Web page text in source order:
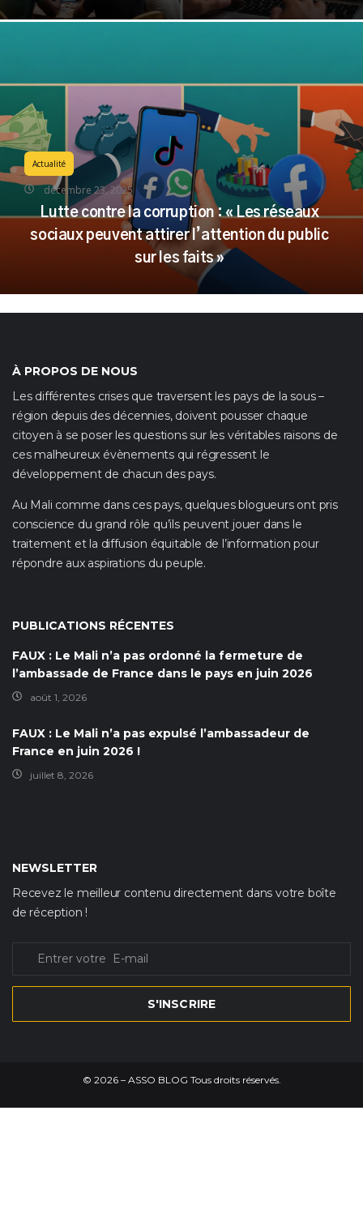
Actualité
décembre 23, 2025
Lutte contre la corruption : « Les réseaux
sociaux peuvent attirer l’attention du public
sur les faits »
À PROPOS DE NOUS
Les différentes crises que traversent les pays de la sous –
région depuis des décennies, doivent pousser chaque
citoyen à se poser les questions sur les véritables raisons de
ces malheureux évènements qui régressent le
développement de chacun des pays.
Au Mali comme dans ces pays, quelques blogueurs ont pris
conscience du grand rôle qu’ils peuvent jouer dans le
traitement et la diffusion équitable de l’information pour
répondre aux aspirations du peuple.
PUBLICATIONS RÉCENTES
FAUX : Le Mali n’a pas ordonné la fermeture de
l’ambassade de France dans le pays en juin 2026
août 1, 2026
FAUX : Le Mali n’a pas expulsé l’ambassadeur de
France en juin 2026 !
juillet 8, 2026
NEWSLETTER
Recevez le meilleur contenu directement dans votre boîte
de réception !
S'INSCRIRE
© 2026– ASSO BLOG Tous droits réservés.